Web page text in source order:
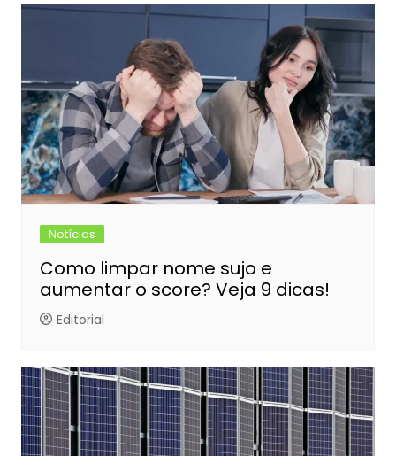
Notícias
Como limpar nome sujo e
aumentar o score? Veja 9 dicas!
Editorial